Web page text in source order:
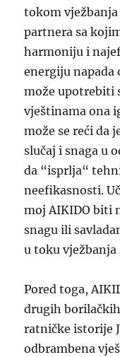
tokom
partnera sa
harmoniju i
energiju napada
može upotrebiti
vještinama ona
može se reći da
slučaj i snaga u
da “isprlja“
neefikasnosti.
moj AIKIDO biti
snagu ili
u toku vježbanja
Pored toga,
drugih
ratničke istorije
odbrambena